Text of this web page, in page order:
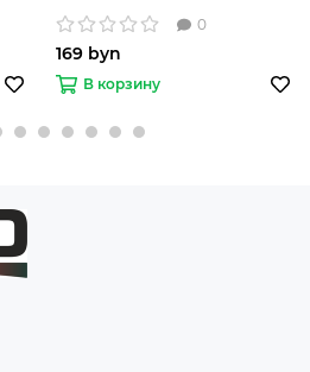
0
169 byn
В корзину